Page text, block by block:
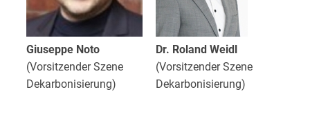
Giuseppe Noto
(Vorsitzender Szene
Dekarbonisierung)
Dr. Roland Weidl
(Vorsitzender Szene
Dekarbonisierung)